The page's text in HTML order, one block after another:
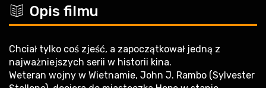
c Opis filmu
Chciał tylko coś zjeść, a zapoczątkował jedną z
najważniejszych serii w historii kina.
Weteran wojny w Wietnamie, John J. Rambo (Sylvester